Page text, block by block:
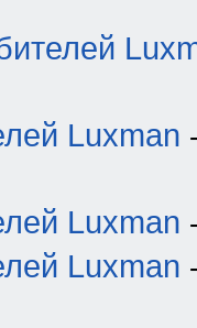
Luxman
Luxman
Luxman